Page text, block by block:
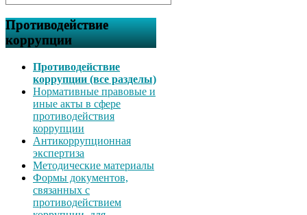
Противодействие
коррупции
Противодействие
коррупции (все разделы)
Нормативные правовые и
иные акты в сфере
противодействия
коррупции
Антикоррупционная
экспертиза
Методические материалы
Формы документов,
связанных с
противодействием